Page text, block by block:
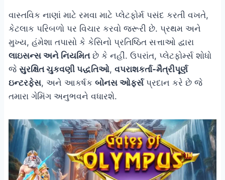
વાસ્તવિક નાણાં માટે રમવા માટે પ્લેટફોર્મ પસંદ કરતી વખતે,
કેટલાક પરિબળો પર વિચાર કરવો જરૂરી છે. પ્રથમ અને
મુખ્ય, હંમેશા તપાસો કે કેસિનો પ્રતિષ્ઠિત સત્તાઓ દ્વારા
લાઇસન્સ અને નિયમિતછે કે નહીં. ઉપરાંત, પ્લેટફોર્મ્સ શોધો
જે સુરક્ષિત ચુકવણી પદ્ધતિઓ, વપરાશકર્તા-મૈત્રીપૂર્ણ
ઇન્ટરફેસ, અને આકર્ષક બોનસ ઓફર્સપ્રદાન કરે છે જે
તમારા ગેમિંગ અનુભવને વધારશે.